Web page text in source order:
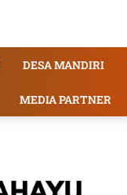
DESA MANDIRI
MEDIA PARTNER